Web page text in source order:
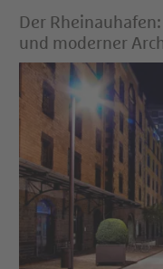
Der
und moderner